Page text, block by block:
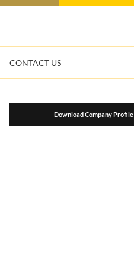
CONTACT US
Download Company Profile